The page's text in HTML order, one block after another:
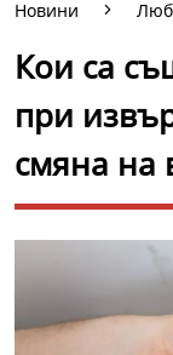
Новини
Кои са
при
смяна на